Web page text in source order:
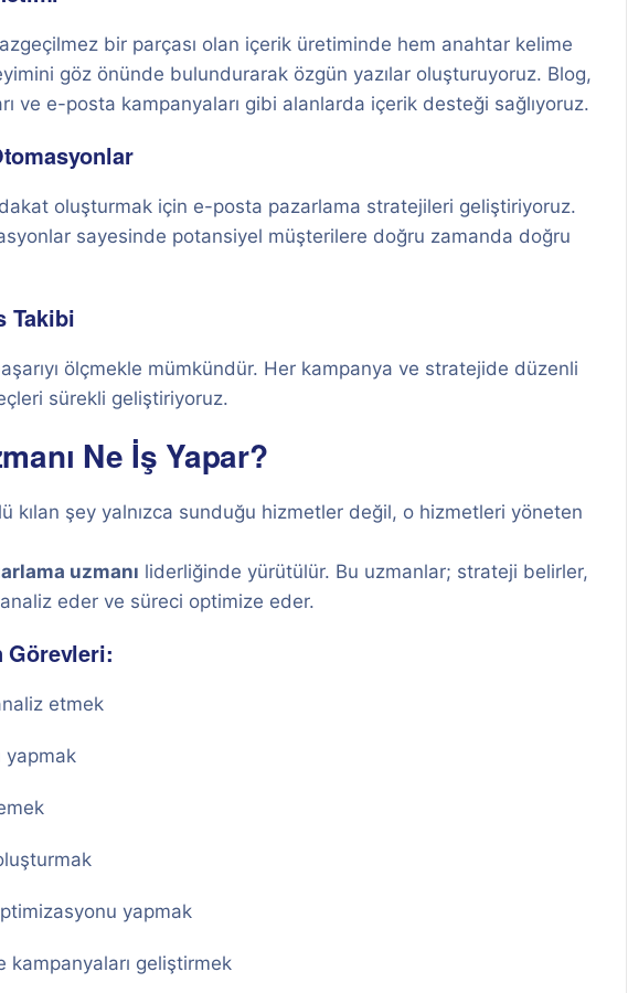
bir parçası olan içerik üretiminde hem anahtar kelime
göz önünde bulundurarak özgün yazılar oluşturuyoruz. Blog,
ve e-posta kampanyaları gibi alanlarda içerik desteği sağlıyoruz.
oluşturmak için e-posta pazarlama stratejileri geliştiriyoruz.
sayesinde potansiyel müşterilere doğru zamanda doğru
Takibi
ölçmekle mümkündür. Her kampanya ve stratejide düzenli
sürekli geliştiriyoruz.
Ne İş Yapar?
kılan şey yalnızca sunduğu hizmetler değil, o hizmetleri yöneten
uzmanı liderliğinde yürütülür. Bu uzmanlar; strateji belirler,
eder ve süreci optimize eder.
Görevleri:
etmek
yapmak
yapmak
geliştirmek